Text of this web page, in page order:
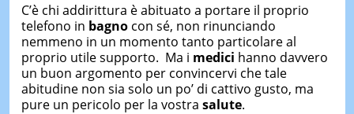
C’è chi addirittura è abituato a portare il proprio
telefono in bagnocon sé, non rinunciando
nemmeno in un momento tanto particolare al
proprio utile supporto. Ma i medici hanno davvero
un buon argomento per convincervi che tale
abitudine non sia solo un po’ di cattivo gusto, ma
pure un pericolo per la vostra salute.